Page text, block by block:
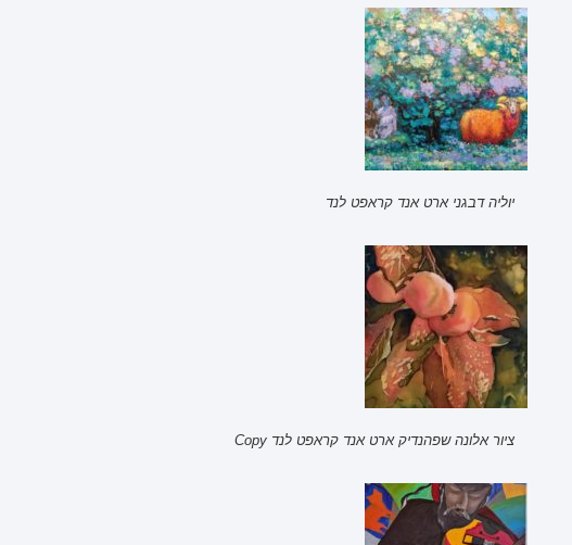
יוליה דבגני ארט אנד קראפט לנד
ציור אלונה שפהנדיק ארט אנד קראפט לנד Copy